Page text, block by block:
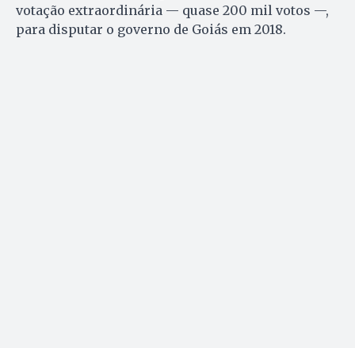
votação extraordinária — quase 200 mil votos —,
para disputar o governo de Goiás em 2018.